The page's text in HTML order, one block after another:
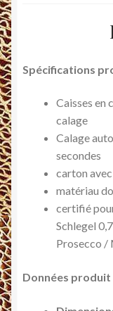
Spécifications
Caisses en
calage
Calage
secondes
carton
matériau
certifié
Schlegel
Prosecco /
Données produit